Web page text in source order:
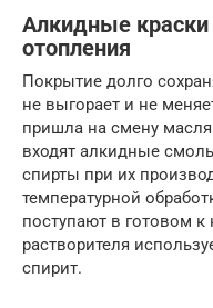
Алкидные
отопления
Покрытие долго
не выгорает и не
пришла на смену
входят алкидные
спирты при их
температурной
поступают в готовом
растворителя
спирит.